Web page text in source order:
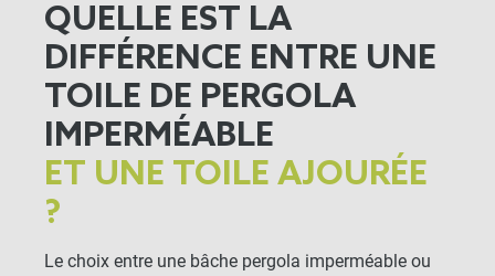
QUELLE EST LA
DIFFÉRENCE ENTRE UNE
TOILE DE PERGOLA
IMPERMÉABLE
ET UNE TOILE AJOURÉE
?
Le choix entre une bâche pergola imperméable ou